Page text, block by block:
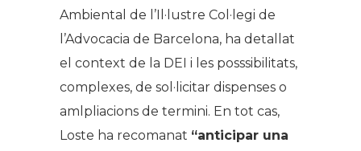
Ambiental de l’Il·lustre Col·legi de
l’Advocacia de Barcelona, ha detallat
el context de la DEI i les posssibilitats,
complexes, de sol·licitar dispenses o
amlpliacions de termini. En tot cas,
Loste ha recomanat “anticipar una